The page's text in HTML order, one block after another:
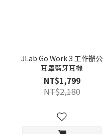
JLab Go Work 3 工作辦公
耳罩藍牙耳機
NT$1,799
NT$2,180